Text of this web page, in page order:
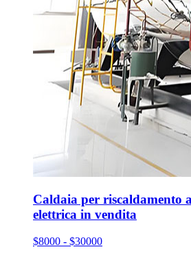
Caldaia per riscaldamento
elettrica in vendita
$8000 - $30000